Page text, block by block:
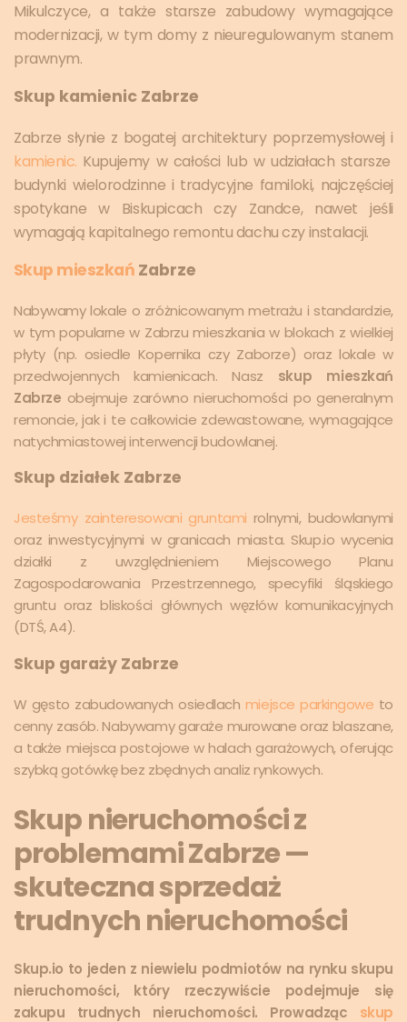
Mikulczyce, a także starsze zabudowy wymagające
modernizacji, w tym domy z nieuregulowanym stanem
prawnym.
Skup kamienic Zabrze
Zabrze słynie z bogatej architektury poprzemysłowej i
kamienic. Kupujemy w całości lub w udziałach starsze
budynki wielorodzinne i tradycyjne familoki, najczęściej
spotykane w Biskupicach czy Zandce, nawet jeśli
wymagają kapitalnego remontu dachu czy instalacji.
Skup mieszkań Zabrze
Nabywamy lokale o zróżnicowanym metrażu i standardzie,
w tym popularne w Zabrzu mieszkania w blokach z wielkiej
płyty (np. osiedle Kopernika czy Zaborze) oraz lokale w
przedwojennych kamienicach. Nasz skup mieszkań
Zabrze obejmuje zarówno nieruchomości po generalnym
remoncie, jak i te całkowicie zdewastowane, wymagające
natychmiastowej interwencji budowlanej.
Skup działek Zabrze
Jesteśmy zainteresowani gruntami rolnymi, budowlanymi
oraz inwestycyjnymi w granicach miasta. Skup.io wycenia
działki z uwzględnieniem Miejscowego Planu
Zagospodarowania Przestrzennego, specyfiki śląskiego
gruntu oraz bliskości głównych węzłów komunikacyjnych
(DTŚ, A4).
Skup garaży Zabrze
W gęsto zabudowanych osiedlach miejsce parkingowe to
cenny zasób. Nabywamy garaże murowane oraz blaszane,
a także miejsca postojowe w halach garażowych, oferując
szybką gotówkę bez zbędnych analiz rynkowych.
Skup nieruchomości z
problemami Zabrze —
skuteczna sprzedaż
trudnych nieruchomości
Skup.io to jeden z niewielu podmiotów na rynku skupu
nieruchomości, który rzeczywiście podejmuje się
zakupu trudnych nieruchomości. Prowadząc skup